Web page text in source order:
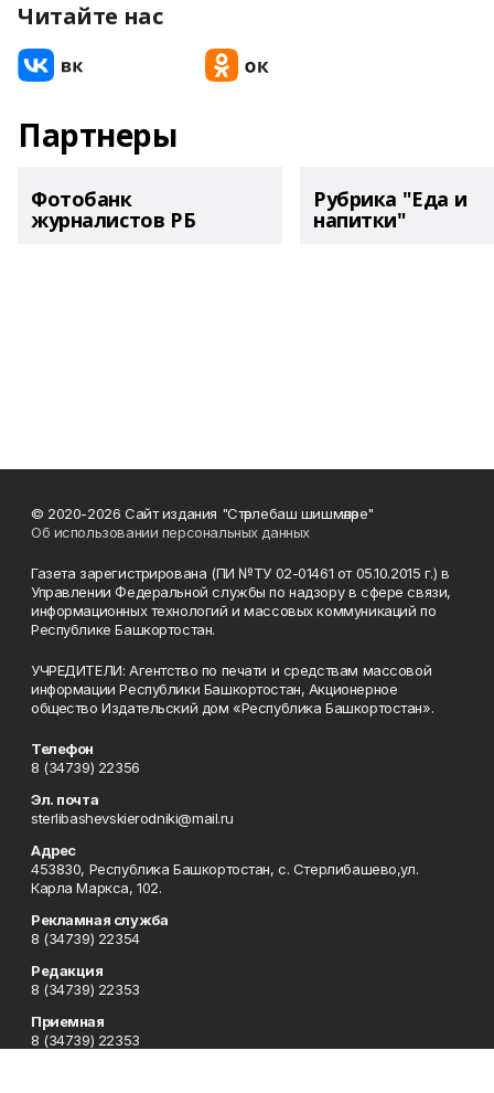
Читайте нас
Партнеры
Фотобанк
журналистов РБ
Рубрика "Еда и
напитки"
© 2020-2026 Сайт издания "Стәрлебаш шишмәләре"
Об использовании персональных данных
Газета зарегистрирована (ПИ №ТУ 02-01461 от 05.10.2015 г.) в
Управлении Федеральной службы по надзору в сфере связи,
информационных технологий и массовых коммуникаций по
Республике Башкортостан.
УЧРЕДИТЕЛИ: Агентство по печати и средствам массовой
информации Республики Башкортостан, Акционерное
общество Издательский дом «Республика Башкортостан».
Телефон
8 (34739) 22356
Эл. почта
sterlibashevskierodniki@mail.ru
Адрес
453830, Республика Башкортостан, c. Стерлибашево,ул.
Карла Маркса, 102.
Рекламная служба
8 (34739) 22354
Редакция
8 (34739) 22353
Приемная
8 (34739) 22353